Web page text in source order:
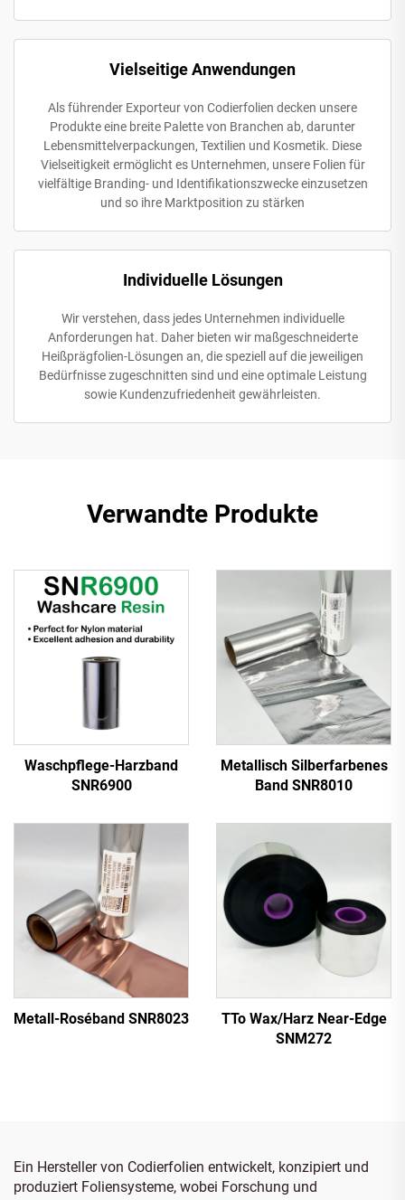
Vielseitige Anwendungen
Als führender Exporteur von Codierfolien decken unsere
Produkte eine breite Palette von Branchen ab, darunter
Lebensmittelverpackungen, Textilien und Kosmetik. Diese
Vielseitigkeit ermöglicht es Unternehmen, unsere Folien für
vielfältige Branding- und Identifikationszwecke einzusetzen
und so ihre Marktposition zu stärken
Individuelle Lösungen
Wir verstehen, dass jedes Unternehmen individuelle
Anforderungen hat. Daher bieten wir maßgeschneiderte
Heißprägfolien-Lösungen an, die speziell auf die jeweiligen
Bedürfnisse zugeschnitten sind und eine optimale Leistung
sowie Kundenzufriedenheit gewährleisten.
Verwandte Produkte
Waschpflege-Harzband
SNR6900
Metallisch Silberfarbenes
Band SNR8010
Metall-Roséband SNR8023
TTo Wax/Harz Near-Edge
SNM272
Ein Hersteller von Codierfolien entwickelt, konzipiert und
produziert Foliensysteme, wobei Forschung und